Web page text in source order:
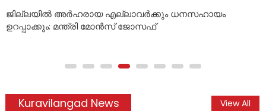
ജില്ലയില്‍ അര്‍ഹരായ എല്ലാവര്‍ക്കും ധനസഹായം
ഉറപ്പാക്കും: മന്ത്രി മോന്‍സ് ജോസഫ്
Kuravilangad News View All